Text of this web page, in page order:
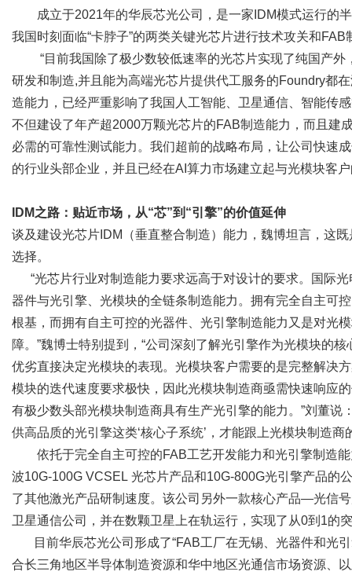
成立于2021年的华辰芯光公司，是一家IDM模式运行的
我国时刻面临“卡脖子”的两类关键光芯片进行技术攻关和FAB
“目前我国除了极少数较低速率的光芯片实现了纯国产外
研发和制造,并且能为高端光芯片提供代工服务的Foundry都
造能力，已经严重影响了我国人工智能、卫星通信、智能传
不但建设了年产超2000万颗光芯片的FAB制造能力，而且建
必需的可靠性测试能力。我们超前的战略布局，让公司快速
的行业头部企业，并且已经在AI算力市场建立起与光模块客
IDM之路：贴近市场，从“芯”到“引擎”的价值延伸
谈及建设光芯片IDM（垂直整合制造）能力，魏博坦言，这
选择。
“光芯片行业对制造能力要求远高于对设计的要求。国际
器件与光引擎、光模块的全链条制造能力。拥有完全自主可
根基，而拥有自主可控的光器件、光引擎制造能力又是对光
障。”魏博士特别提到，“公司深刻了解光引擎作为光模块的
优劣直接决定光模块的表现。光模块客户需要的是完整解决
模块的迭代速度要求极快，因此光模块制造商亟需快速响应
有极少数头部光模块制造商具有生产光引擎的能力。”刘董说
供高品质的光引擎这类‘核心子系统’，才能跟上光模块制造
依托于完全自主可控的FAB工艺开发能力和光引擎制造能
波10G-100G VCSEL 光芯片产品和10G-800G光引擎产品的
了其他激光产品研制速度。该公司另外一款核心产品—光信
卫星通信公司，并在数颗卫星上在轨运行，实现了从0到1的
目前华辰芯光公司形成了“FAB工厂在无锡、光器件和光
合长三角地区半导体制造资源和华中地区光通信市场资源、